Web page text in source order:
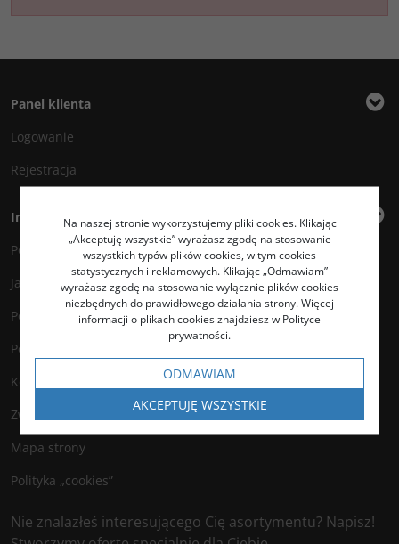
Panel klienta
Logowanie
Rejestracja
Informacje
Polityka prywatności
Jak kupować?
Polityka legalności
Polityka antyspamowa
Kontakt
Zwroty
Mapa strony
Polityka „cookies”
Nie znalazłeś interesującego Cię asortymentu? Napisz!
Na naszej stronie wykorzystujemy pliki cookies. Klikając
„Akceptuję wszystkie” wyrażasz zgodę na stosowanie
wszystkich typów plików cookies, w tym cookies
statystycznych i reklamowych. Klikając „Odmawiam”
wyrażasz zgodę na stosowanie wyłącznie plików cookies
niezbędnych do prawidłowego działania strony. Więcej
informacji o plikach cookies znajdziesz w Polityce
prywatności.
ODMAWIAM
AKCEPTUJĘ WSZYSTKIE